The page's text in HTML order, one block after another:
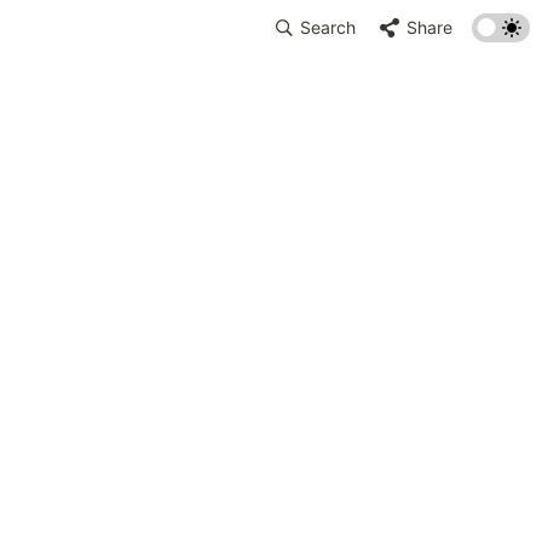
Search Share